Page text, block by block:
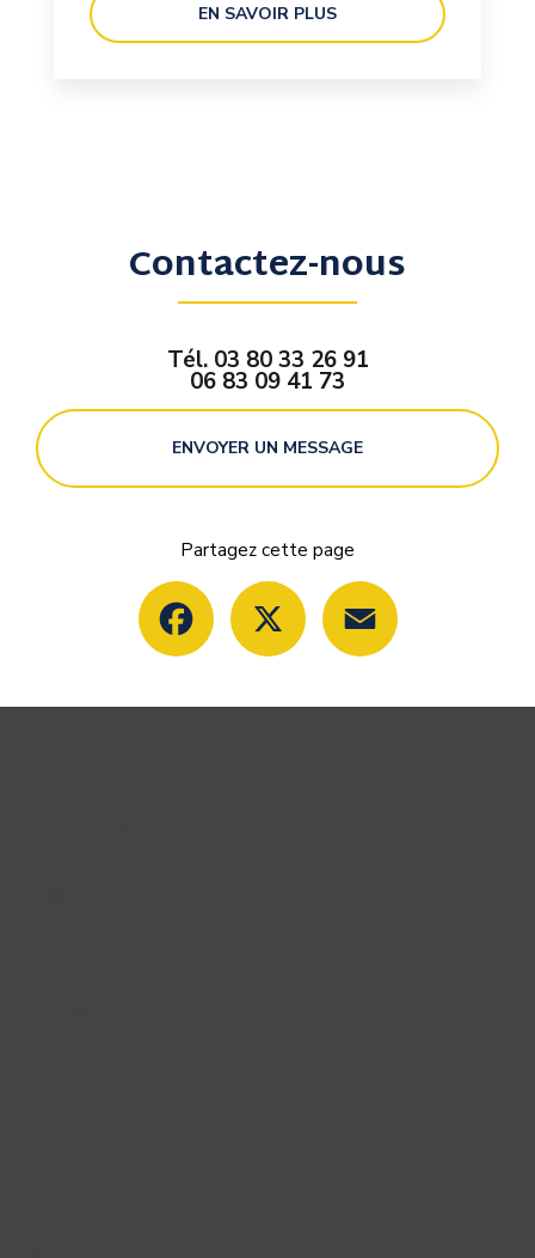
EN SAVOIR PLUS
Contactez-nous
Tél. 03 80 33 26 91
06 83 09 41 73
ENVOYER UN MESSAGE
Partagez cette page
Facebook